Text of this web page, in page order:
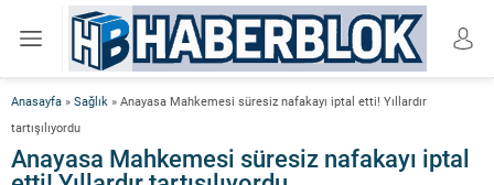
Anasayfa » Sağlık » Anayasa Mahkemesi süresiz nafakayı iptal etti! Yıllardır
tartışılıyordu
Anayasa Mahkemesi süresiz nafakayı iptal